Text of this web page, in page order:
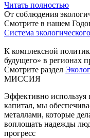
Читать полностью
От соблюдения
Смотрите в нашем
Система
К комплексной
будущего» в регионах
Смотрите раздел
МИССИЯ
Эффективно
капитал, мы
металлами, которые
воплощать надежды
прогресс